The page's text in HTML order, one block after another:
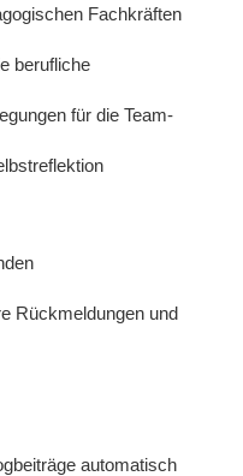
Fachkräften
berufliche
für die Team-
Rückmeldungen und
automatisch